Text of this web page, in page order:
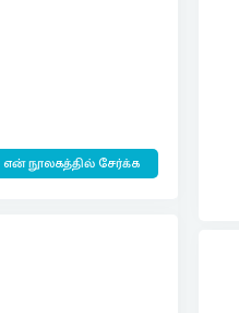
என் நூலகத்தில் சேர்க்க